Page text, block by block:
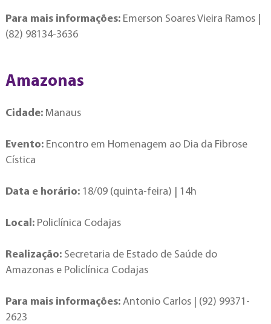
Para mais informações: Emerson Soares Vieira Ramos |
(82) 98134-3636
Amazonas
Cidade: Manaus
Evento: Encontro em Homenagem ao Dia da Fibrose
Cística
Data e horário: 18/09 (quinta-feira) | 14h
Local: Policlínica Codajas
Realização: Secretaria de Estado de Saúde do
Amazonas e Policlínica Codajas
Para mais informações: Antonio Carlos | (92) 99371-
2623